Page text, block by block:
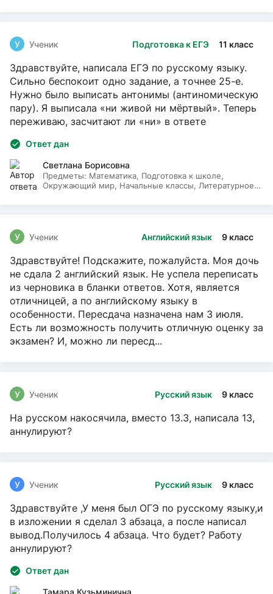
Подготовка к ЕГЭ 11 класс
У Ученик
Здравствуйте, написала ЕГЭ по русскому языку.
Сильно беспокоит одно задание, а точнее 25-е.
Нужно было выписать антонимы (антиномическую
пару). Я выписала «ни живой ни мёртвый». Теперь
переживаю, засчитают ли «ни» в ответе
Ответ дан
Светлана Борисовна
Предметы: Математика, Подготовка к школе,
Окружающий мир, Начальные классы, Литературное
Английский язык 9 класс
У Ученик
Здравствуйте! Подскажите, пожалуйста. Моя дочь
не сдала 2 английский язык. Не успела переписать
из черновика в бланки ответов. Хотя, является
отличницей, а по английскому языку в
особенности. Пересдача назначена нам 3 июля.
Есть ли возможность получить отличную оценку за
экзамен? И, можно ли пересд...
Русский язык 9 класс
У Ученик
На русском накосячила, вместо 13.3, написала 13,
аннулируют?
Русский язык 9 класс
У Ученик
Здравствуйте ,У меня был ОГЭ по русскому языку,и
в изложении я сделал 3 абзаца, а после написал
вывод.Получилось 4 абзаца. Что будет? Работу
аннулируют?
Ответ дан
Тамара Кузьминична